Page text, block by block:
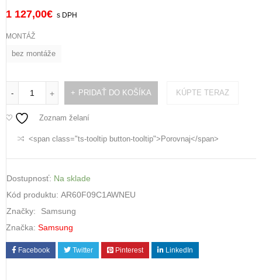
1 127,00€ s DPH
MONTÁŽ
bez montáže
- + PRIDAŤ DO KOŠÍKA KÚPTE TERAZ
Zoznam želaní
<span class="ts-tooltip button-tooltip">Porovnaj</span>
Dostupnosť: Na sklade
Kód produktu: AR60F09C1AWNEU
Značky:
Samsung
Značka: Samsung
Facebook Twitter Pinterest LinkedIn